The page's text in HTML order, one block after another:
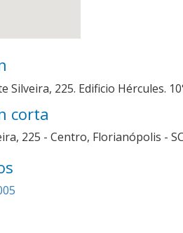
Silveira, 225. Edificio Hércules.
corta
225 - Centro, Florianópolis -